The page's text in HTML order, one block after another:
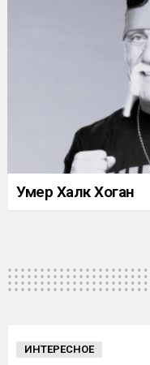
Умер Халк Хоган
ИНТЕРЕСНОЕ